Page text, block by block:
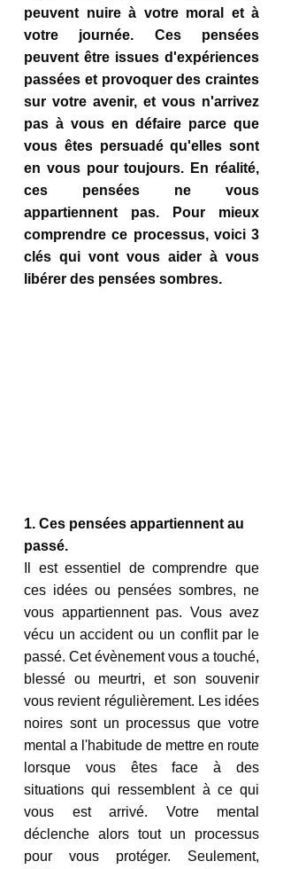
peuvent nuire à votre moral et à
votre journée. Ces pensées
peuvent être issues d'expériences
passées et provoquer des craintes
sur votre avenir, et vous n'arrivez
pas à vous en défaire parce que
vous êtes persuadé qu'elles sont
en vous pour toujours. En réalité,
ces pensées ne vous
appartiennent pas. Pour mieux
comprendre ce processus, voici 3
clés qui vont vous aider à vous
libérer des pensées sombres.
1. Ces pensées appartiennent au
passé.
Il est essentiel de comprendre que
ces idées ou pensées sombres, ne
vous appartiennent pas. Vous avez
vécu un accident ou un conflit par le
passé. Cet évènement vous a touché,
blessé ou meurtri, et son souvenir
vous revient régulièrement. Les idées
noires sont un processus que votre
mental a l'habitude de mettre en route
lorsque vous êtes face à des
situations qui ressemblent à ce qui
vous est arrivé. Votre mental
déclenche alors tout un processus
pour vous protéger. Seulement,